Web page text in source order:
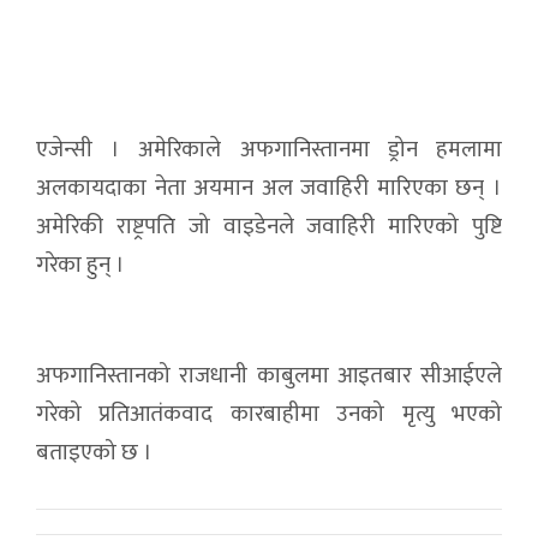
एजेन्सी । अमेरिकाले अफगानिस्तानमा ड्रोन हमलामा
अलकायदाका नेता अयमान अल जवाहिरी मारिएका छन् ।
अमेरिकी राष्ट्रपति जो वाइडेनले जवाहिरी मारिएको पुष्टि
गरेका हुन् ।
अफगानिस्तानको राजधानी काबुलमा आइतबार सीआईएले
गरेको प्रतिआतंकवाद कारबाहीमा उनको मृत्यु भएको
बताइएको छ ।